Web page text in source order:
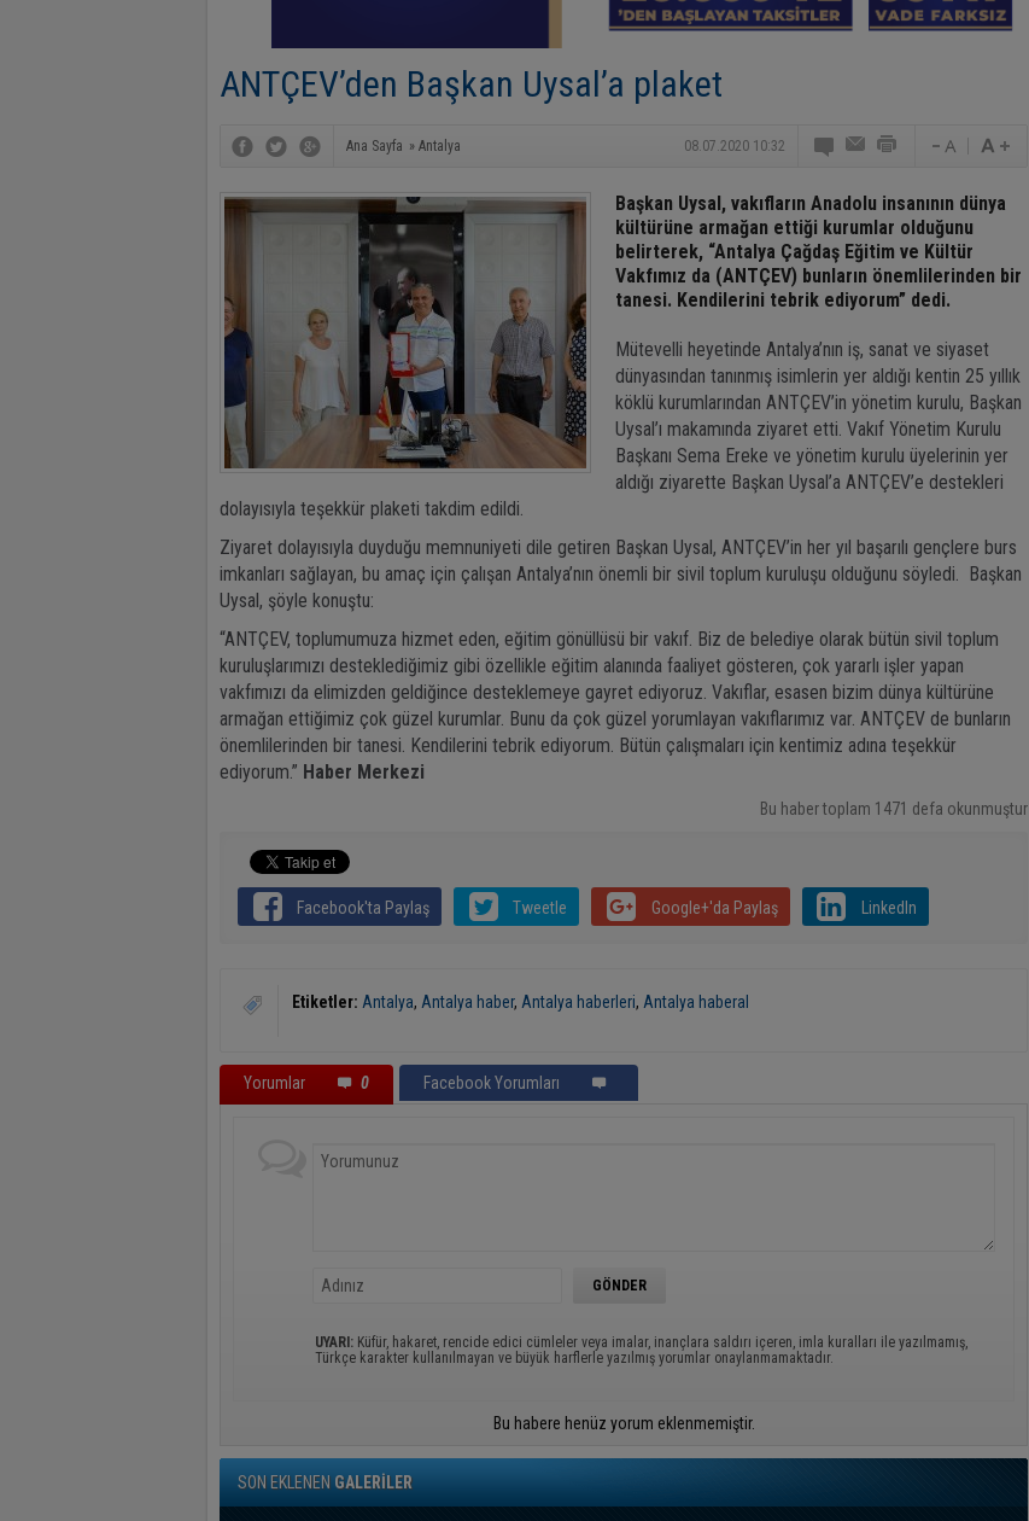
ANTÇEV’den Başkan Uysal’a plaket
Ana Sayfa » Antalya 08.07.2020 10:32
Başkan Uysal, vakıfların Anadolu insanının dünya
kültürüne armağan ettiği kurumlar olduğunu
belirterek, “Antalya Çağdaş Eğitim ve Kültür
Vakfımız da (ANTÇEV) bunların önemlilerinden bir
tanesi. Kendilerini tebrik ediyorum” dedi.
Mütevelli heyetinde Antalya’nın iş, sanat ve siyaset
dünyasından tanınmış isimlerin yer aldığı kentin 25 yıllık
köklü kurumlarından ANTÇEV’in yönetim kurulu, Başkan
Uysal’ı makamında ziyaret etti. Vakıf Yönetim Kurulu
Başkanı Sema Ereke ve yönetim kurulu üyelerinin yer
aldığı ziyarette Başkan Uysal’a ANTÇEV’e destekleri
dolayısıyla teşekkür plaketi takdim edildi.
Ziyaret dolayısıyla duyduğu memnuniyeti dile getiren Başkan Uysal, ANTÇEV’in her yıl başarılı gençlere burs
imkanları sağlayan, bu amaç için çalışan Antalya’nın önemli bir sivil toplum kuruluşu olduğunu söyledi. Başkan
Uysal, şöyle konuştu:
“ANTÇEV, toplumumuza hizmet eden, eğitim gönüllüsü bir vakıf. Biz de belediye olarak bütün sivil toplum
kuruluşlarımızı desteklediğimiz gibi özellikle eğitim alanında faaliyet gösteren, çok yararlı işler yapan
vakfımızı da elimizden geldiğince desteklemeye gayret ediyoruz. Vakıflar, esasen bizim dünya kültürüne
armağan ettiğimiz çok güzel kurumlar. Bunu da çok güzel yorumlayan vakıflarımız var. ANTÇEV de bunların
önemlilerinden bir tanesi. Kendilerini tebrik ediyorum. Bütün çalışmaları için kentimiz adına teşekkür
ediyorum.” Haber Merkezi
Bu haber toplam 1471 defa okunmuştur
Facebook'ta Paylaş Tweetle Google+'da Paylaş LinkedIn
Etiketler: Antalya, Antalya haber, Antalya haberleri, Antalya haberal
Yorumlar 0 Facebook Yorumları
UYARI: Küfür, hakaret, rencide edici cümleler veya imalar, inançlara saldırı içeren, imla kuralları ile yazılmamış,
Türkçe karakter kullanılmayan ve büyük harflerle yazılmış yorumlar onaylanmamaktadır.
Bu habere henüz yorum eklenmemiştir.
SON EKLENEN GALERİLER